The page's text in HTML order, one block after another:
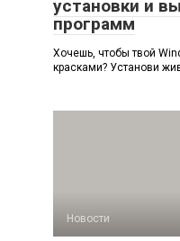
установки и
программ
Хочешь, чтобы твой
красками? Установи
Новости